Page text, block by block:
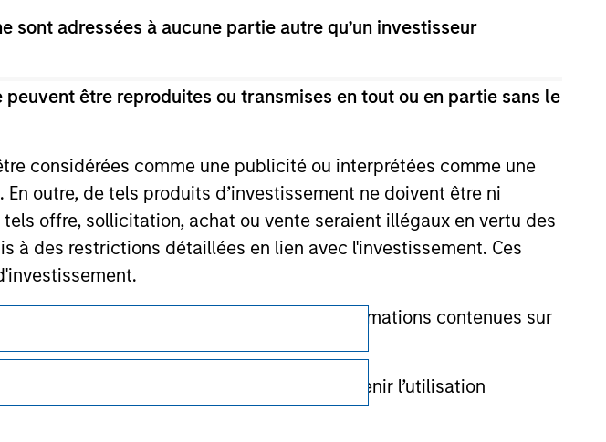
adressées à aucune partie autre qu’un investisseur
être reproduites ou transmises en tout ou en partie sans le
considérées comme une publicité ou interprétées comme une
outre, de tels produits d’investissement ne doivent être ni
offre, sollicitation, achat ou vente seraient illégaux en vertu des
à des restrictions détaillées en lien avec l'investissement. Ces
garantit pas ni ne reconnait que les informations contenues sur
du secteur financier pour prévenir l’utilisation
toute
la diffusion
Your Privacy Choices
Conditions d'utilisation